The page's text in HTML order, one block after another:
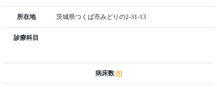
所在地 茨城県つくば市みどりの2-31-13
診療科目
病床数